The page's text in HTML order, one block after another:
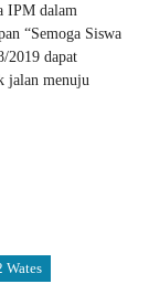
IPM dalam
“Semoga Siswa
2019 dapat
jalan menuju
Wates